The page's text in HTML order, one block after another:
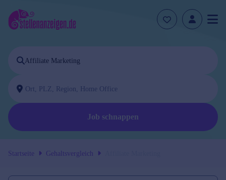
Job schnappen
Startseite Gehaltsvergleich